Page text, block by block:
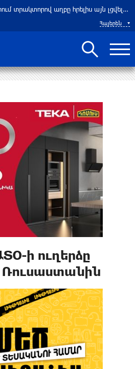
Նուբարաշենի աղբավայրում տրակտորով աղբը հրելիս այն լցվել է 29-ամյա աշխատակցի վրա. վերջինս մահացել է
Հայերեն
ի ուղերձը